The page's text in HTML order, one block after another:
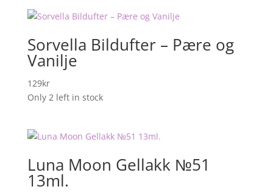
Sorvella Bildufter – Pære og
Vanilje
129kr
Only 2 left in stock
Luna Moon Gellakk №51
13ml.